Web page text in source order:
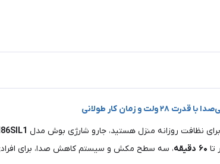
نظافت روزانه منزل هستید، جارو شارژی بوش مدل
تا ۶۰ دقیقه، سه سطح مکش و سیستم کاهش صدا، برای